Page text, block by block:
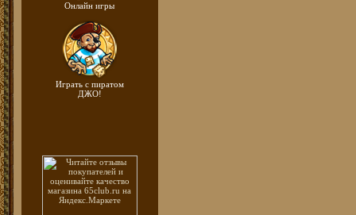
Онлайн игры
Играть с пиратом
ДЖО!